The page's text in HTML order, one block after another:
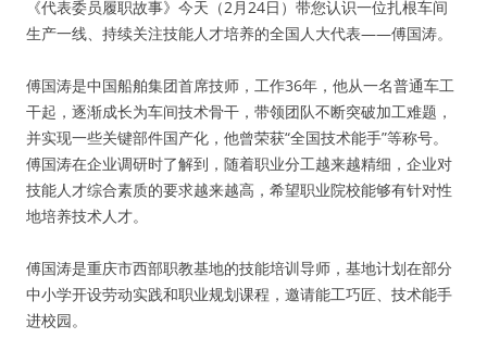
《代表委员履职故事》今天（2月24日）带您认识一位扎根车间
生产一线、持续关注技能人才培养的全国人大代表——傅国涛。
傅国涛是中国船舶集团首席技师，工作36年，他从一名普通车工
干起，逐渐成长为车间技术骨干，带领团队不断突破加工难题，
并实现一些关键部件国产化，他曾荣获“全国技术能手”等称号。
傅国涛在企业调研时了解到，随着职业分工越来越精细，企业对
技能人才综合素质的要求越来越高，希望职业院校能够有针对性
地培养技术人才。
傅国涛是重庆市西部职教基地的技能培训导师，基地计划在部分
中小学开设劳动实践和职业规划课程，邀请能工巧匠、技术能手
进校园。